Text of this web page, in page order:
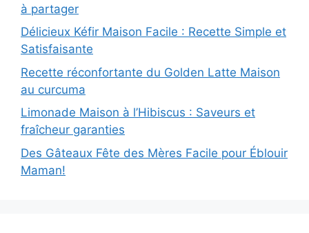
à partager
Délicieux Kéfir Maison Facile : Recette Simple et
Satisfaisante
Recette réconfortante du Golden Latte Maison
au curcuma
Limonade Maison à l’Hibiscus : Saveurs et
fraîcheur garanties
Des Gâteaux Fête des Mères Facile pour Éblouir
Maman!